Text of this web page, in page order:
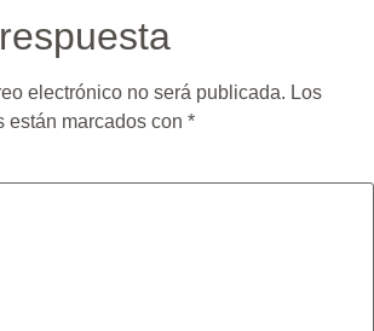
electrónico no será publicada. Los
están marcados con *